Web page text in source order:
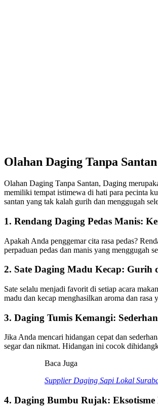
Olahan Daging Tanpa
Olahan Daging Tanpa Santan, Daging
memiliki tempat istimewa di hati para pecinta
santan yang tak kalah gurih dan menggugah
1. Rendang Daging Pedas Manis:
Apakah Anda penggemar cita rasa pedas?
perpaduan pedas dan manis yang menggugah
2. Sate Daging Madu Kecap: Gurih
Sate selalu menjadi favorit di setiap acara
madu dan kecap menghasilkan aroma dan
3. Daging Tumis Kemangi:
Jika Anda mencari hidangan cepat dan
segar dan nikmat. Hidangan ini cocok
Baca Juga
Supplier Daging Sapi Lokal
4. Daging Bumbu Rujak: